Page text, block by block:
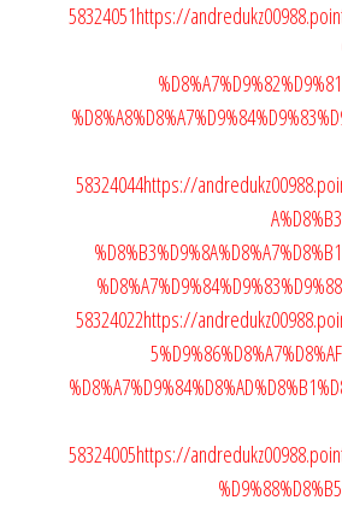
58324051https://
58324044https://
58324022https://
58324005https://